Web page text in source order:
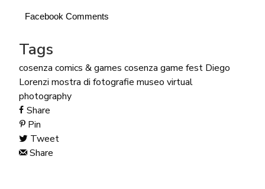
Facebook Comments
Tags
cosenza comics & games cosenza game fest Diego
Lorenzi mostra di fotografie museo virtual
photography
Share
Pin
Tweet
Share